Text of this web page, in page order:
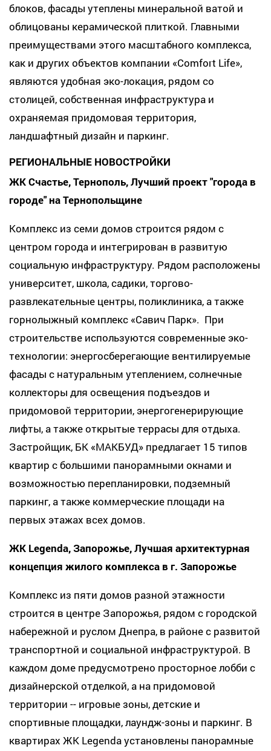
блоков, фасады утеплены минеральной ватой и
облицованы керамической плиткой. Главными
преимуществами этого масштабного комплекса,
как и других объектов компании «Comfort Life»,
являются удобная эко-локация, рядом со
столицей, собственная инфраструктура и
охраняемая придомовая территория,
ландшафтный дизайн и паркинг.
РЕГИОНАЛЬНЫЕ НОВОСТРОЙКИ
ЖК Счастье, Тернополь, Лучший проект "города в
городе" на Тернопольщине
Комплекс из семи домов строится рядом с
центром города и интегрирован в развитую
социальную инфраструктуру. Рядом расположены
университет, школа, садики, торгово-
развлекательные центры, поликлиника, а также
горнолыжный комплекс «Савич Парк». При
строительстве используются современные эко-
технологии: энергосберегающие вентилируемые
фасады с натуральным утеплением, солнечные
коллекторы для освещения подъездов и
придомовой территории, энергогенерирующие
лифты, а также открытые террасы для отдыха.
Застройщик, БК «МАКБУД» предлагает 15 типов
квартир с большими панорамными окнами и
возможностью перепланировки, подземный
паркинг, а также коммерческие площади на
первых этажах всех домов.
ЖК Legenda, Запорожье, Лучшая архитектурная
концепция жилого комплекса в г. Запорожье
Комплекс из пяти домов разной этажности
строится в центре Запорожья, рядом с городской
набережной и руслом Днепра, в районе с развитой
транспортной и социальной инфраструктурой. В
каждом доме предусмотрено просторное лобби с
дизайнерской отделкой, а на придомовой
территории -- игровые зоны, детские и
спортивные площадки, лаундж-зоны и паркинг. В
квартирах ЖК Legenda установлены панорамные